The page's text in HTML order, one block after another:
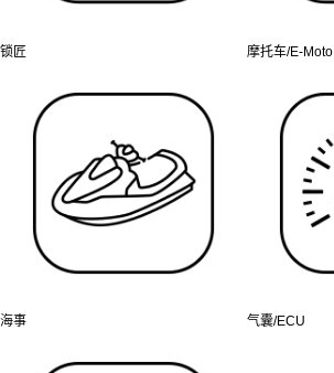
锁匠 摩托车/E-Moto
海事 气囊/ECU